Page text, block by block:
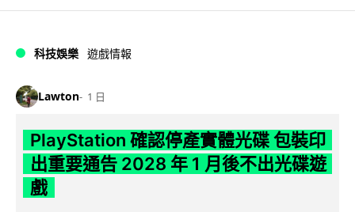
科技娛樂 遊戲情報
Lawton 1 日
PlayStation 確認停產實體光碟 包裝印
出重要通告 2028 年 1 月後不出光碟遊
戲